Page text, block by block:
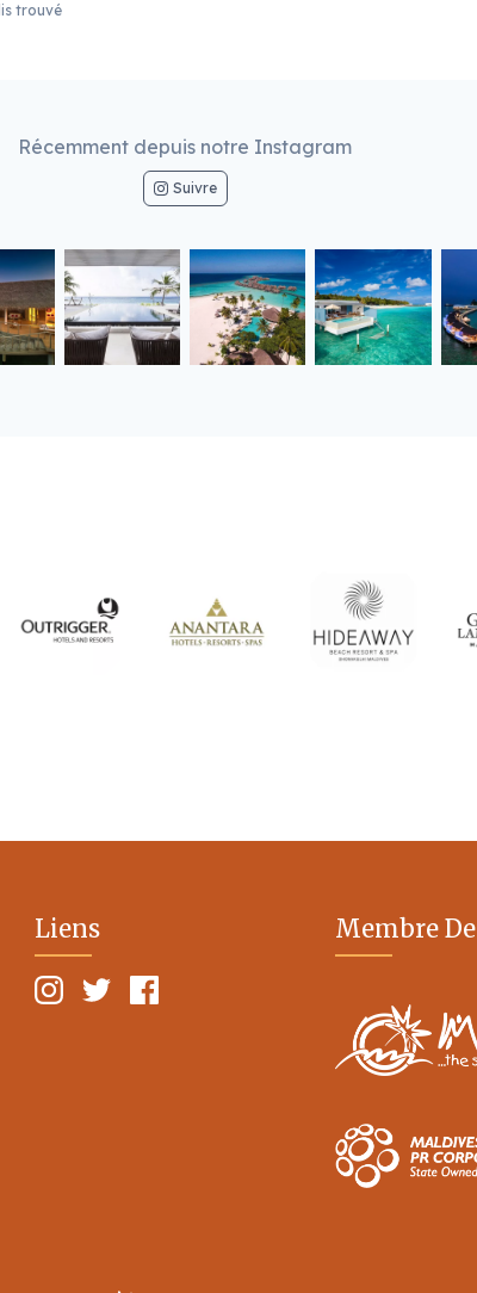
trouvé
Récemment depuis notre Instagram
Suivre
Liens Membre De